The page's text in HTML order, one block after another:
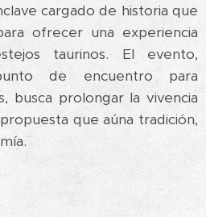
cargado de historia que
ofrecer una experiencia
taurinos. El evento,
de encuentro para
busca prolongar la vivencia
que aúna tradición,